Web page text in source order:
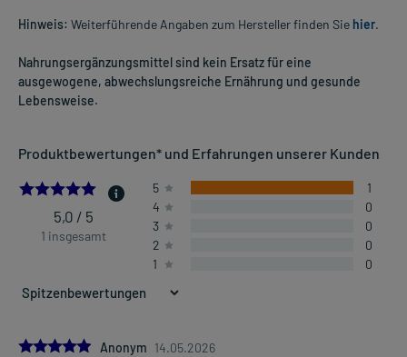
Hinweis: Weiterführende Angaben zum Hersteller finden Sie hier.
Nahrungsergänzungsmittel sind kein Ersatz für eine
ausgewogene, abwechslungsreiche Ernährung und gesunde
Lebensweise.
Produktbewertungen* und Erfahrungen unserer Kunden
5.0
5,0 / 5
1 insgesamt
5
1
4
0
3
0
2
0
1
0
5.0Anonym 14.05.2026